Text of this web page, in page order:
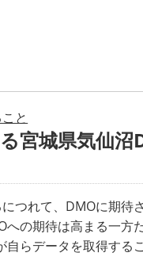
と
宮城県気仙
つれて、DMOに期
への期待は高まる一
らデータを取得する